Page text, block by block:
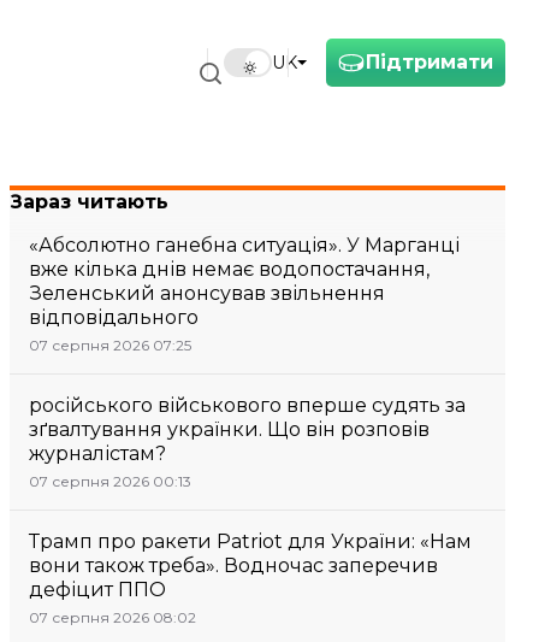
Підтримати
UK
Зараз читають
«Абсолютно ганебна ситуація». У Марганці
вже кілька днів немає водопостачання,
Зеленський анонсував звільнення
відповідального
07 серпня 2026 07:25
російського військового вперше судять за
зґвалтування українки. Що він розповів
журналістам?
07 серпня 2026 00:13
Трамп про ракети Patriot для України: «Нам
вони також треба». Водночас заперечив
дефіцит ППО
07 серпня 2026 08:02